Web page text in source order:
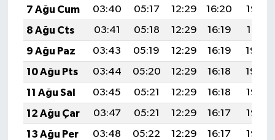
7 Ağu Cum
03:40 05:17 12:29 16:20
19:32
8 Ağu Cts
03:41 05:18 12:29 16:19
19:31
9 Ağu Paz
03:43 05:19 12:29 16:19
19:30
10 Ağu Pts
03:44 05:20 12:29 16:18
19:29
11 Ağu Sal
03:45 05:21 12:29 16:18
19:27
12 Ağu Çar
03:47 05:21 12:29 16:17
19:26
13 Ağu Per
03:48 05:22 12:29 16:17
19:25